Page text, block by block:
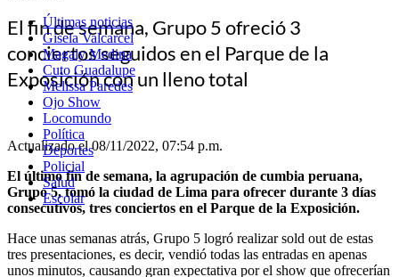
Últimas noticias
Gisela Valcarcel
Magaly Medina
Cuto Guadalupe
Melissa Paredes
Ojo Show
Locomundo
Política
Deportes
Policial
Salud
Escolar
El fin de semana, Grupo 5 ofreció 3
conciertos seguidos en el Parque de la
Exposición con un lleno total
Actualizado el 08/11/2022, 07:54 p.m.
El último fin de semana, la agrupación de cumbia peruana,
Grupo 5, tomó la ciudad de Lima para ofrecer durante 3 días
consecutivos, tres conciertos en el Parque de la Exposición.
Hace unas semanas atrás, Grupo 5 logró realizar sold out de estas
tres presentaciones, es decir, vendió todas las entradas en apenas
unos minutos, causando gran expectativa por el show que ofrecerían